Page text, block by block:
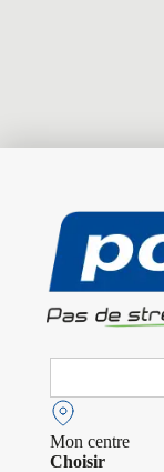
Search
Mon centre
Choisir